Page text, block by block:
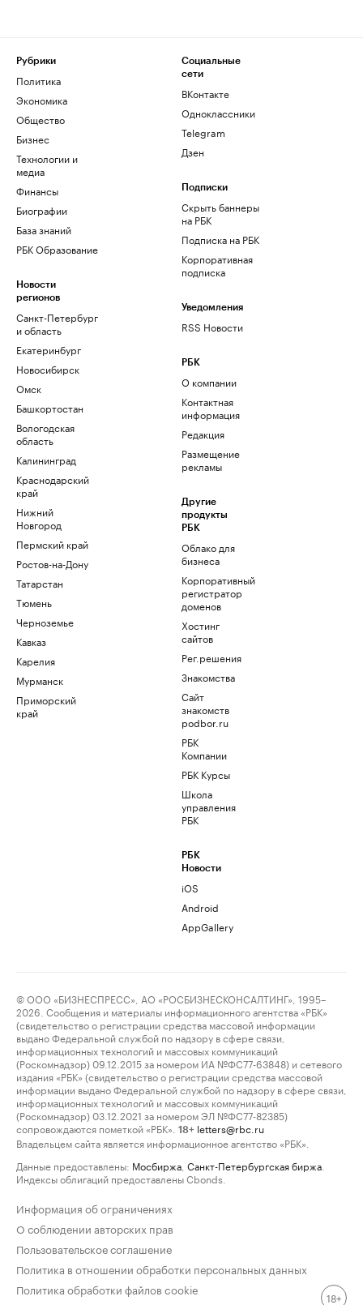
Рубрики
Политика
Экономика
Общество
Бизнес
Технологии и
медиа
Финансы
Биографии
База знаний
РБК Образование
Новости
регионов
Санкт-Петербург
и область
Екатеринбург
Новосибирск
Омск
Башкортостан
Вологодская
область
Калининград
Краснодарский
край
Нижний
Новгород
Пермский край
Ростов-на-Дону
Татарстан
Тюмень
Черноземье
Кавказ
Карелия
Мурманск
Приморский
край
Социальные
сети
ВКонтакте
Одноклассники
Telegram
Дзен
Подписки
Скрыть баннеры
на РБК
Подписка на РБК
Корпоративная
подписка
Уведомления
RSS Новости
РБК
О компании
Контактная
информация
Редакция
Размещение
рекламы
Другие
продукты
РБК
Облако для
бизнеса
Корпоративный
регистратор
доменов
Хостинг
сайтов
Рег.решения
Знакомства
Сайт
знакомств
podbor.ru
РБК
Компании
РБК Курсы
Школа
управления
РБК
РБК
Новости
iOS
Android
AppGallery
© ООО «БИЗНЕСПРЕСС», АО «РОСБИЗНЕСКОНСАЛТИНГ», 1995–
2026. Сообщения и материалы информационного агентства «РБК»
(свидетельство о регистрации средства массовой информации
выдано Федеральной службой по надзору в сфере связи,
информационных технологий и массовых коммуникаций
(Роскомнадзор) 09.12.2015 за номером ИА №ФС77-63848) и сетевого
издания «РБК» (свидетельство о регистрации средства массовой
информации выдано Федеральной службой по надзору в сфере связи,
информационных технологий и массовых коммуникаций
(Роскомнадзор) 03.12.2021 за номером ЭЛ №ФС77-82385)
сопровождаются пометкой «РБК».
18+ letters@rbc.ru
Владельцем сайта является информационное агентство «РБК».
Данные предоставлены: Мосбиржа Санкт-Петербургская биржа
Индексы облигаций предоставлены Cbonds.
Информация об ограничениях
О соблюдении авторских прав
Пользовательское соглашение
Политика в отношении обработки персональных данных
Политика обработки файлов cookie
18+